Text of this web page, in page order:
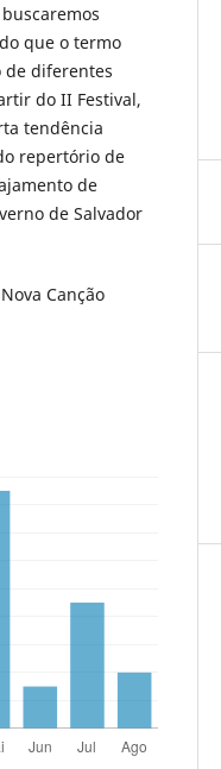
que o termo
de diferentes
do II Festival,
tendência
repertório de
de
de Salvador
Canção